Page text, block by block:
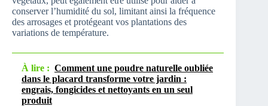
conserver l’humidité du sol, limitant ainsi la fréquence
des arrosages et protégeant vos plantations des
variations de température.
À lire : Comment une poudre naturelle oubliée
dans le placard transforme votre jardin :
engrais, fongicides et nettoyants en un seul
produit